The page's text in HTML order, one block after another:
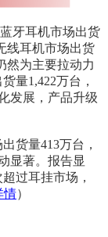
牙耳机市场出货
线耳机市场出货
然为主要拉动力
量1,422万台，
发展，产品升级
货量413万台，
显著。报告显
过耳挂市场，
情）